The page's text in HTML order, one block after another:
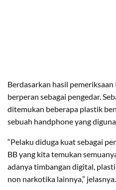
Berdasarkan hasil
berperan sebagai pengedar.
ditemukan beberapa plastik
sebuah handphone yang
“Pelaku diduga kuat sebagai
BB yang kita temukan
adanya timbangan digital,
non narkotika lainnya,” jelasnya.